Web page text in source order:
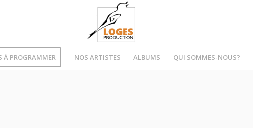
À PROGRAMMER NOS ARTISTES ALBUMS QUI SOMMES-NOUS?